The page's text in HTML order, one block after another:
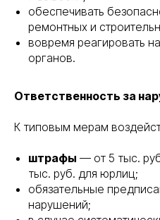
обеспечивать
ремонтных и
вовремя реагировать
органов.
Ответственность за
К типовым мерам
штрафы — от 5 тыс.
тыс. руб. для юрлиц;
обязательные
нарушений;